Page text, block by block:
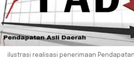
ilustrasi realisasi penerimaan